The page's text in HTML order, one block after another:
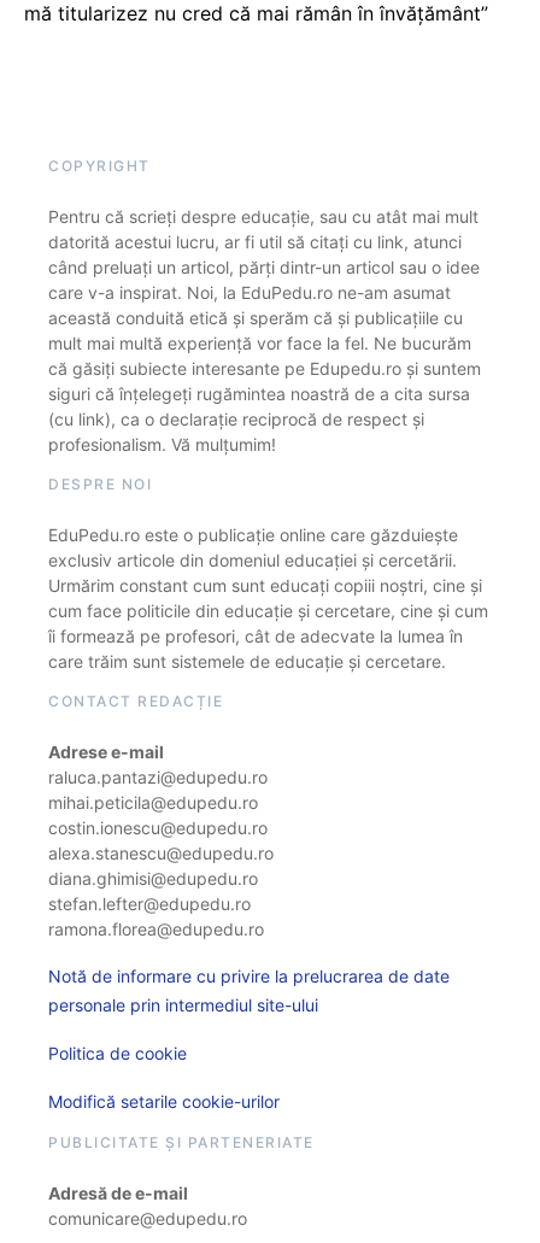
mă titularizez nu cred că mai rămân în învățământ”
COPYRIGHT
Pentru că scrieți despre educație, sau cu atât mai mult
datorită acestui lucru, ar fi util să citați cu link, atunci
când preluați un articol, părți dintr-un articol sau o idee
care v-a inspirat. Noi, la EduPedu.ro ne-am asumat
această conduită etică și sperăm că și publicațiile cu
mult mai multă experiență vor face la fel. Ne bucurăm
că găsiți subiecte interesante pe Edupedu.ro și suntem
siguri că înțelegeți rugămintea noastră de a cita sursa
(cu link), ca o declarație reciprocă de respect și
profesionalism. Vă mulțumim!
DESPRE NOI
EduPedu.ro este o publicație online care găzduiește
exclusiv articole din domeniul educației și cercetării.
Urmărim constant cum sunt educați copiii noștri, cine și
cum face politicile din educație și cercetare, cine și cum
îi formează pe profesori, cât de adecvate la lumea în
care trăim sunt sistemele de educație și cercetare.
CONTACT REDACȚIE
Adrese e-mail
raluca.pantazi@edupedu.ro
mihai.peticila@edupedu.ro
costin.ionescu@edupedu.ro
alexa.stanescu@edupedu.ro
diana.ghimisi@edupedu.ro
stefan.lefter@edupedu.ro
ramona.florea@edupedu.ro
Notă de informare cu privire la prelucrarea de date
personale prin intermediul site-ului
Politica de cookie
Modifică setarile cookie-urilor
PUBLICITATE ȘI PARTENERIATE
Adresă de e-mail
comunicare@edupedu.ro